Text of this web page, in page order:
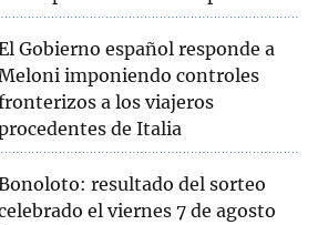
Gobierno español responde a
imponiendo controles
a los viajeros
de Italia
resultado del sorteo
el viernes 7 de agosto